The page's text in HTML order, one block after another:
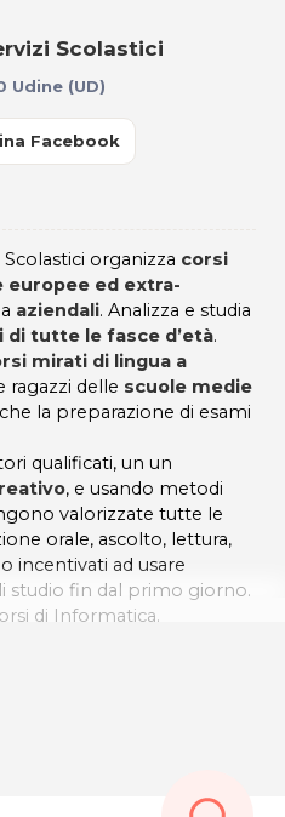
Scolastici
Udine (UD)
Facebook
Scolastici organizza corsi
europee ed extra-
aziendali. Analizza e studia
di tutte le fasce d’età.
mirati di lingua a
ragazzi delle scuole medie
la preparazione di esami
qualificati, un un
, e usando metodi
valorizzate tutte le
orale, ascolto, lettura,
incentivati ad usare
studio fin dal primo giorno.
di Informatica.
creativo ed
Servizi Scolastici!